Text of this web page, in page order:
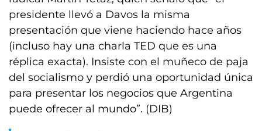
presidente llevó a Davos la misma
presentación que viene haciendo hace años
(incluso hay una charla TED que es una
réplica exacta). Insiste con el muñeco de paja
del socialismo y perdió una oportunidad única
para presentar los negocios que Argentina
puede ofrecer al mundo”. (DIB)